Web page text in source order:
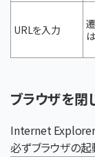
URLを入力
ブラウザを閉
Internet Explorer
必ずブラウザの起